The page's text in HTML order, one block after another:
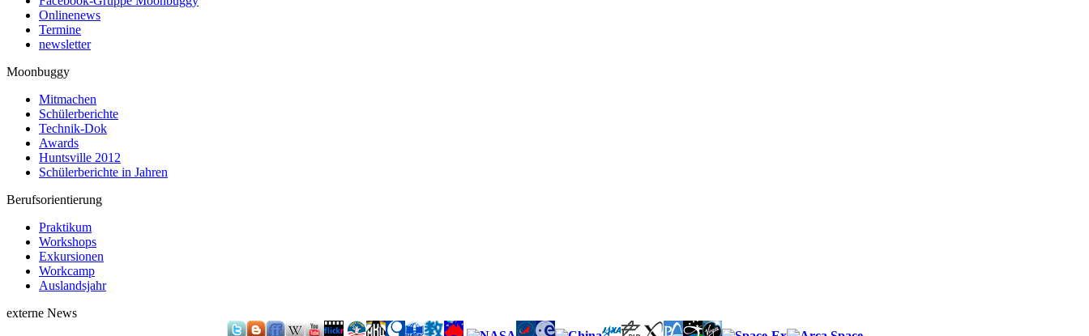
Onlinenews
Termine
newsletter
Moonbuggy
Mitmachen
Schülerberichte
Technik-Dok
Awards
Huntsville 2012
Schülerberichte in Jahren
Berufsorientierung
Praktikum
Workshops
Exkursionen
Workcamp
Auslandsjahr
externe News